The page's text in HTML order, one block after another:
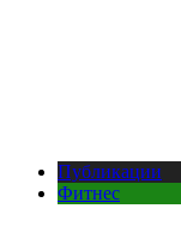
Публикации
Фитнес